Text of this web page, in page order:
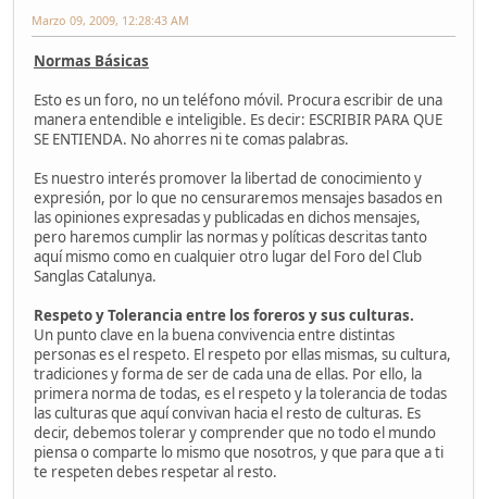
Marzo 09, 2009, 12:28:43 AM
Normas Básicas
Esto es un foro, no un teléfono móvil. Procura escribir de una
manera entendible e inteligible. Es decir: ESCRIBIR PARA QUE
SE ENTIENDA. No ahorres ni te comas palabras.
Es nuestro interés promover la libertad de conocimiento y
expresión, por lo que no censuraremos mensajes basados en
las opiniones expresadas y publicadas en dichos mensajes,
pero haremos cumplir las normas y políticas descritas tanto
aquí mismo como en cualquier otro lugar del Foro del Club
Sanglas Catalunya.
Respeto y Tolerancia entre los foreros y sus culturas.
Un punto clave en la buena convivencia entre distintas
personas es el respeto. El respeto por ellas mismas, su cultura,
tradiciones y forma de ser de cada una de ellas. Por ello, la
primera norma de todas, es el respeto y la tolerancia de todas
las culturas que aquí convivan hacia el resto de culturas. Es
decir, debemos tolerar y comprender que no todo el mundo
piensa o comparte lo mismo que nosotros, y que para que a ti
te respeten debes respetar al resto.